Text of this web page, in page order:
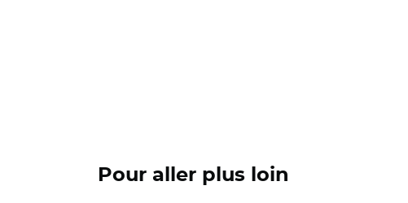
Pour aller plus loin